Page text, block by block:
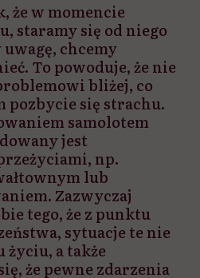
że w momencie
staramy się od niego
chcemy
To powoduje, że nie
bliżej, co
pozbycie się strachu.
samolotem
jest
np.
lub
Zazwyczaj
tego, że z punktu
sytuacje te nie
życiu, a także
że pewne zdarzenia